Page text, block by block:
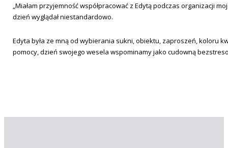
„Miałam przyjemność współpracować z Edytą podczas organizacji
dzień wyglądał niestandardowo.
Edyta była ze mną od wybierania sukni, obiektu, zaproszeń, koloru
pomocy, dzień swojego wesela wspominamy jako cudowną